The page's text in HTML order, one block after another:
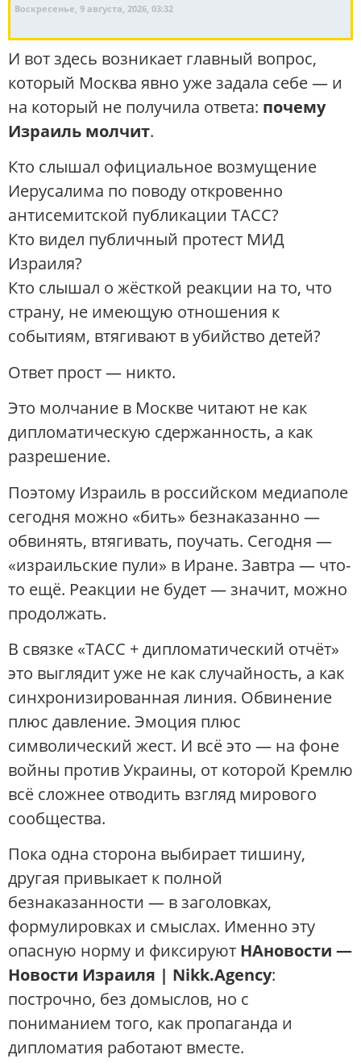
Воскресенье, 9 августа, 2026, 03:32
И вот здесь возникает главный вопрос,
который Москва явно уже задала себе — и
на который не получила ответа: почему
Израиль молчит.
Кто слышал официальное возмущение
Иерусалима по поводу откровенно
антисемитской публикации ТАСС?
Кто видел публичный протест МИД
Израиля?
Кто слышал о жёсткой реакции на то, что
страну, не имеющую отношения к
событиям, втягивают в убийство детей?
Ответ прост — никто.
Это молчание в Москве читают не как
дипломатическую сдержанность, а как
разрешение.
Поэтому Израиль в российском медиаполе
сегодня можно «бить» безнаказанно —
обвинять, втягивать, поучать. Сегодня —
«израильские пули» в Иране. Завтра — что-
то ещё. Реакции не будет — значит, можно
продолжать.
В связке «ТАСС + дипломатический отчёт»
это выглядит уже не как случайность, а как
синхронизированная линия. Обвинение
плюс давление. Эмоция плюс
символический жест. И всё это — на фоне
войны против Украины, от которой Кремлю
всё сложнее отводить взгляд мирового
сообщества.
Пока одна сторона выбирает тишину,
другая привыкает к полной
безнаказанности — в заголовках,
формулировках и смыслах. Именно эту
опасную норму и фиксируют НАновости —
Новости Израиля | Nikk.Agency:
построчно, без домыслов, но с
пониманием того, как пропаганда и
дипломатия работают вместе.